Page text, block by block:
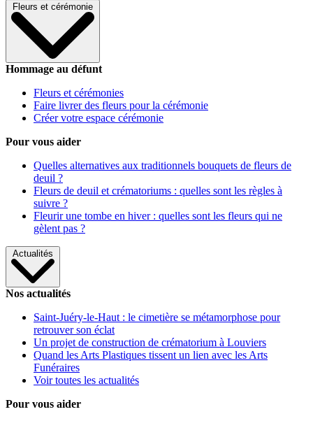
Fleurs et cérémonie
Hommage au défunt
Fleurs et cérémonies
Faire livrer des fleurs pour la cérémonie
Créer votre espace cérémonie
Pour vous aider
Quelles alternatives aux traditionnels bouquets de fleurs de
deuil ?
Fleurs de deuil et crématoriums : quelles sont les règles à
suivre ?
Fleurir une tombe en hiver : quelles sont les fleurs qui ne
gèlent pas ?
Actualités
Nos actualités
Saint-Juéry-le-Haut : le cimetière se métamorphose pour
retrouver son éclat
Un projet de construction de crématorium à Louviers
Quand les Arts Plastiques tissent un lien avec les Arts
Funéraires
Voir toutes les actualités
Pour vous aider